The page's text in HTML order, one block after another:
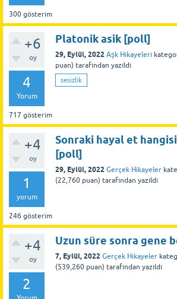
300 gösterim
+6
oy
4
Yorum
717 gösterim
Platonik asik [poll]
29, Eylül, 2022 Aşk Hikayeleri
puan) tarafından yazıldı
sesizlik
+4
oy
1
yorum
246 gösterim
Sonraki hayal et
[poll]
29, Eylül, 2022 Gerçek Hikayeler
(22,760 puan) tarafından yazıldı
+4
oy
2
Uzun süre sonra gene
7, Eylül, 2022 Gerçek Hikayeler
(539,260 puan) tarafından yazıldı